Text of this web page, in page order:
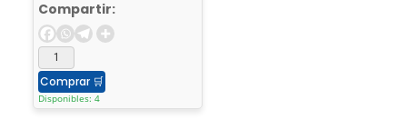
Compartir:
Comprar 🛒
Disponibles: 4